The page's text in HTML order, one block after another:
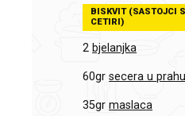
BISKVIT (SASTOJCI
CETIRI)
2 bjelanjka
60gr secera u prahu
35gr maslaca